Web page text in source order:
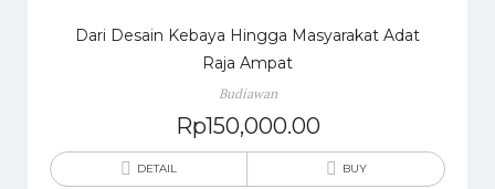
Dari Desain Kebaya Hingga Masyarakat Adat
Raja Ampat
Budiawan
Rp150,000.00
DETAIL BUY